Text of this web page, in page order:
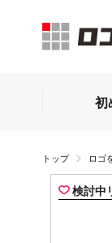
初
トップ ロゴ
検討中